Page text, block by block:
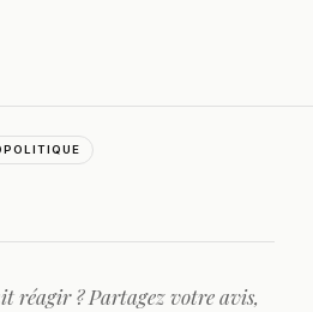
réagir ? Partagez votre avis,